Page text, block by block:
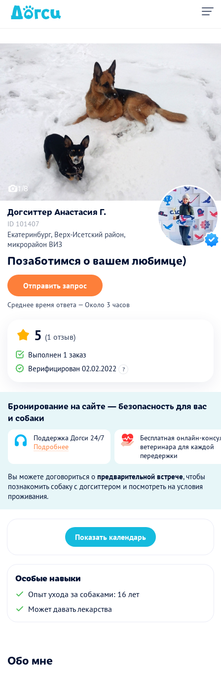
1/8
Догситтер Анастасия Г.
ID 101407
Екатеринбург, Верх-Исетский район,
микрорайон ВИЗ
Позаботимся о вашем любимце)
Отправить запрос
Среднее время ответа — Около 3 часов
5 (1 отзыв)
Выполнен 1 заказ
Верифицирован 02.02.2022
?
Бронирование на сайте — безопасность для вас
и собаки
Поддержка Догси 24/7
Подробнее
Бесплатная онлайн-
ветеринара для каждой
передержки
Вы можете договориться о предварительной встрече, чтобы
познакомить собаку с догситтером и посмотреть на условия
проживания.
Показать календарь
Особые навыки
Опыт ухода за собаками: 16 лет
Может давать лекарства
Обо мне